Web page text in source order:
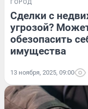
ГОРОД
Сделки с
угрозой?
обезопасить
имущества
13 ноября, 2025, 09:00